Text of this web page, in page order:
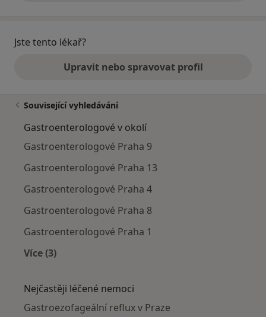
Jste tento lékař?
Upravit nebo spravovat profil
Související vyhledávání
Gastroenterologové v okolí
Gastroenterologové Praha 9
Gastroenterologové Praha 13
Gastroenterologové Praha 4
Gastroenterologové Praha 8
Gastroenterologové Praha 1
Více (3)
Nejčastěji léčené nemoci
Gastroezofageální reflux v Praze